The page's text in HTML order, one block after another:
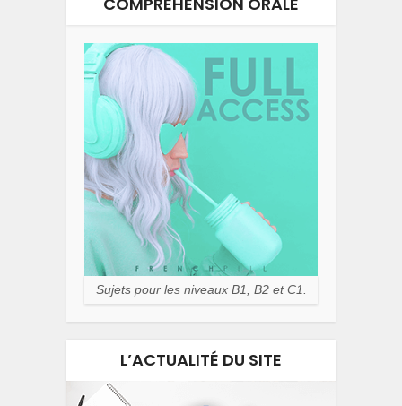
Sujets pour les niveaux B1, B2 et C1.
L’ACTUALITÉ DU SITE